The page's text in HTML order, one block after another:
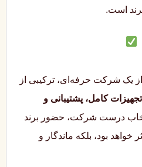
برند است.
یک شرکت حرفه‌ای، ترکیبی از
کامل، پشتیبانی و
درست شرکت، حضور برند
خواهد بود، بلکه ماندگار و